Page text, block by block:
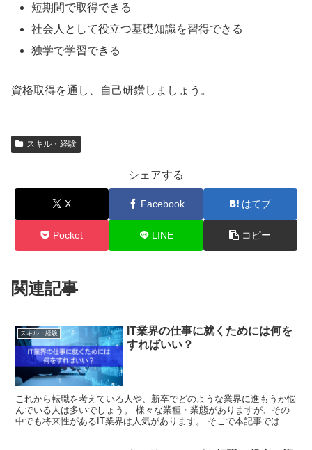
短期間で取得できる
社会人として役立つ基礎知識を習得できる
独学で学習できる
資格取得を通し、自己研鑽しましょう。
スキル・経験
シェアする
X Facebook はてブ
Pocket LINE コピー
関連記事
スキル・経験
IT業界の仕事に就くためには何を
すればいい？
これから転職を考えている人や、新卒でどのような業界に進もうか悩
んでいる人は多いでしょう。 様々な業種・業態がありますが、その
中でも将来性があるIT業界は人気があります。 そこで本記事では、